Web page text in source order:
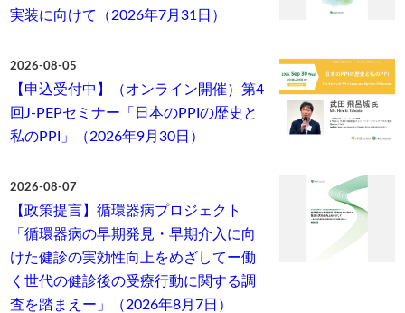
実装に向けて（2026年7月31日）
2026-08-05
【申込受付中】（オンライン開催）第4
回J-PEPセミナー「日本のPPIの歴史と
私のPPI」（2026年9月30日）
2026-08-07
【政策提言】循環器病プロジェクト
「循環器病の早期発見・早期介入に向
けた健診の実効性向上をめざしてー働
く世代の健診後の受療行動に関する調
査を踏まえー」（2026年8月7日）